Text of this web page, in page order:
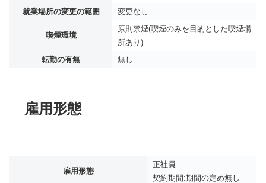
就業場所の変更の範囲
変更なし
喫煙環境
原則禁煙(喫煙のみを目的とした喫煙場
所あり)
転勤の有無
無し
雇用形態
雇用形態
正社員
契約期間:期間の定め無し